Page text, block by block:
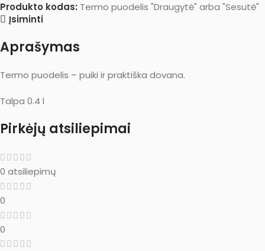
Produkto kodas: Termo puodelis "Draugytė" arba "Sesutė"
Įsiminti
Aprašymas
Termo puodelis – puiki ir praktiška dovana.
Talpa 0.4 l
Pirkėjų atsiliepimai
0 atsiliepimų
0
0